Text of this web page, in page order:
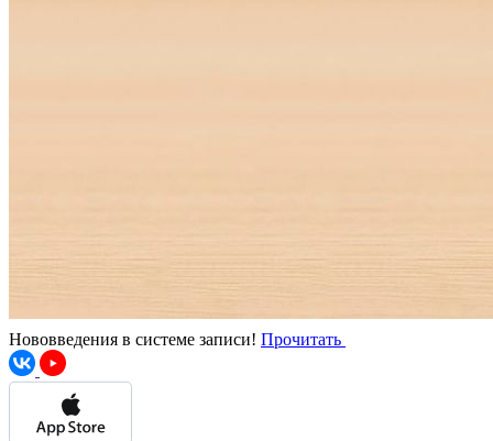
Нововведения в системе записи! Прочитать